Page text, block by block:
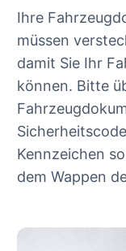
Ihre
müssen
damit Sie Ihr
können. Bitte
Kennzeichen
dem Wappen